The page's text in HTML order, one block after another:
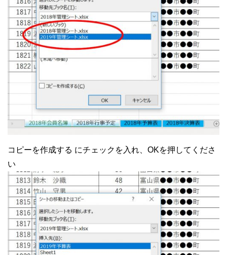
コピーを作成する にチェックを入れ、OKを押してくださ
い